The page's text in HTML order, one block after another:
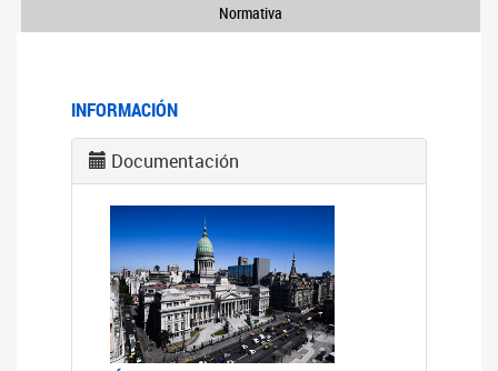
Normativa
INFORMACIÓN
Documentación